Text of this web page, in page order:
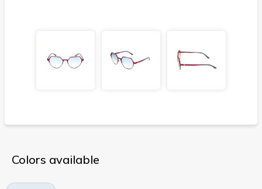
Colors available